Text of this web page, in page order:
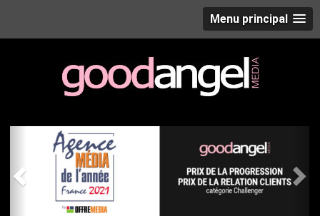
Menu principal